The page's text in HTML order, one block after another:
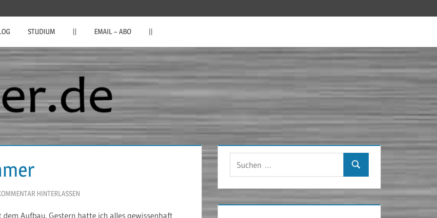
STUDIUM || EMAIL – ABO ||
HINTERLASSEN
Aufbau. Gestern hatte ich alles gewissenhaft
Suchen